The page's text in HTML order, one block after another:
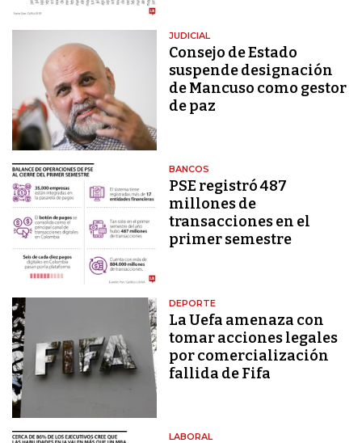
JUDICIAL
Consejo de Estado
suspende designación
de Mancuso como gestor
de paz
BANCOS
PSE registró 487
millones de
transacciones en el
primer semestre
DEPORTE
La Uefa amenaza con
tomar acciones legales
por comercialización
fallida de Fifa
LABORAL